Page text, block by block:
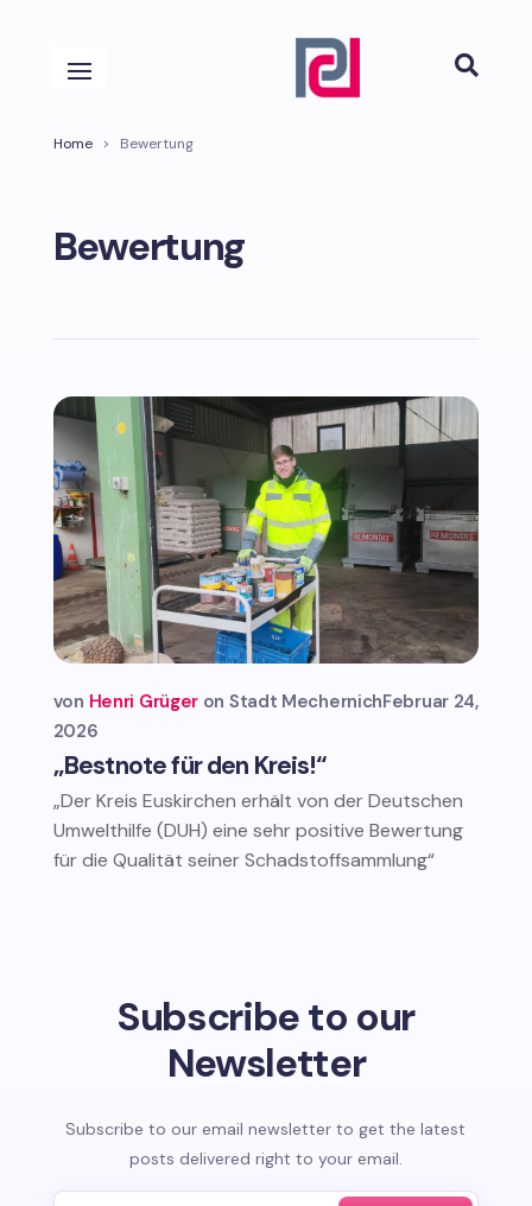

Home > Bewertung
Bewertung
„Bestnote für den Kreis!“
von Henri Grüger Stadt MechernichFebruar 24,
2026
„Der Kreis Euskirchen erhält von der Deutschen
Umwelthilfe (DUH) eine sehr positive Bewertung
für die Qualität seiner Schadstoffsammlung“
Subscribe to our
Newsletter
Subscribe to our email newsletter to get the latest
posts delivered right to your email.